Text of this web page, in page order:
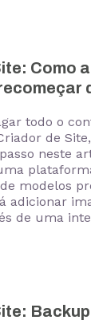
Como
todo o
de
neste
modelos
adicionar
de uma